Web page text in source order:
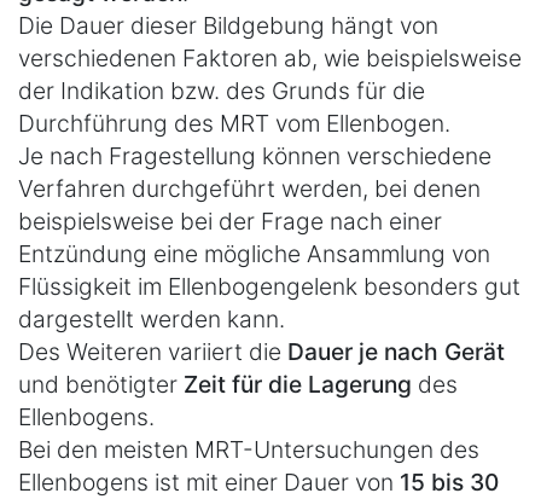
Die Dauer dieser Bildgebung hängt von
verschiedenen Faktoren ab, wie beispielsweise
der Indikation bzw. des Grunds für die
Durchführung des MRT vom Ellenbogen.
Je nach Fragestellung können verschiedene
Verfahren durchgeführt werden, bei denen
beispielsweise bei der Frage nach einer
Entzündung eine mögliche Ansammlung von
Flüssigkeit im Ellenbogengelenk besonders gut
dargestellt werden kann.
Des Weiteren variiert die Dauer je nach Gerät
und benötigter Zeit für die Lagerung des
Ellenbogens.
Bei den meisten MRT-Untersuchungen des
Ellenbogens ist mit einer Dauer von 15 bis 30